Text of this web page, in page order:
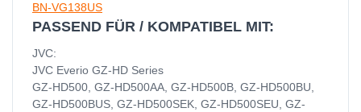
BN-VG138US
PASSEND FÜR / KOMPATIBEL MIT:
JVC:
JVC Everio GZ-HD Series
GZ-HD500, GZ-HD500AA, GZ-HD500B, GZ-HD500BU,
GZ-HD500BUS, GZ-HD500SEK, GZ-HD500SEU, GZ-